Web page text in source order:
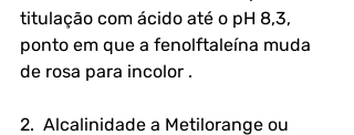
titulação com ácido até o pH 8,3,
ponto em que a fenolftaleína muda
de rosa para incolor .
2.  Alcalinidade a Metilorange ou